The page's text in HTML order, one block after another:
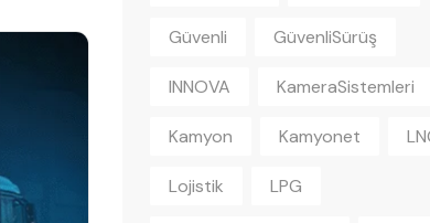
Güvenli GüvenliSürüş
INNOVA KameraSistemleri
Kamyon Kamyonet
Lojistik LPG